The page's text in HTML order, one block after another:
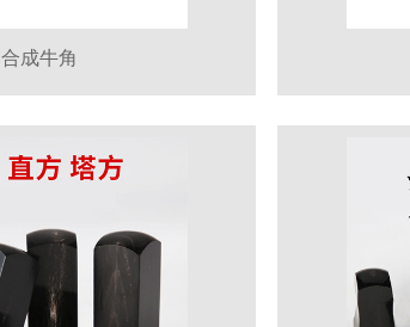
合成牛角